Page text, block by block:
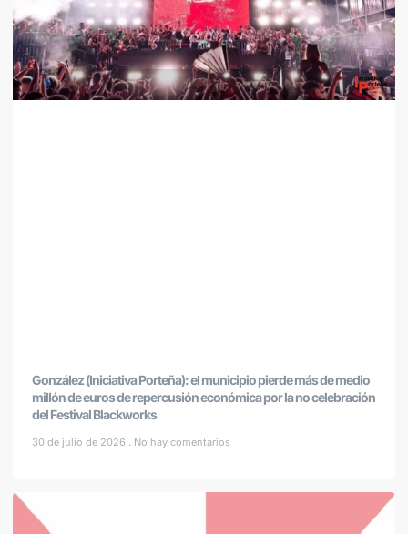
González (Iniciativa Porteña): el municipio pierde más de medio
millón de euros de repercusión económica por la no celebración
del Festival Blackworks
30 de julio de 2026 No hay comentarios